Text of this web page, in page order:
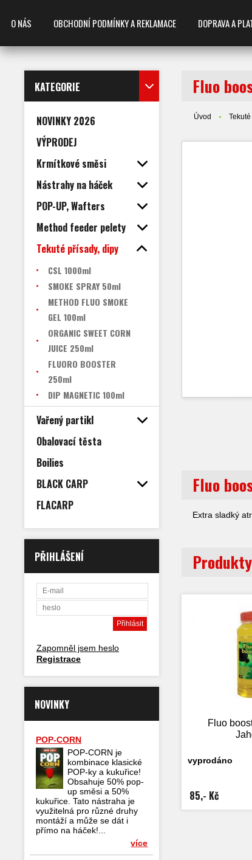
O NÁS OBCHODNÍ PODMÍNKY A REKLAMACE DOPRAVA A
KATEGORIE
NOVINKY 2026
VÝPRODEJ
Krmítkové směsi
Nástrahy na háček
POP-UP, Wafters
Method feeder pelety
Tekuté přísady, dipy
CSL 1000ml
SMOKE SPRAY 50ml
METHOD FLUO SMOKE
GEL 100ml
ORGANIC SWEET CORN
JUICE 250ml
FLUORO BOOSTER
250ml
DIP MAGNETIC 100ml
Vařený partikl
Obalovací těsta
Boilies
BLACK CARP
FLACARP
PŘIHLÁŠENÍ
Zapomněl jsem heslo
Registrace
NOVINKY
POP-CORN
POP-CORN je
kombinace klasické
POP-ky a kukuřice!
Obsahuje 50% pop-
up směsi a 50%
kukuřice. Tato nástraha je
využitelná pro různé druhy
montáží a může se dát i
přímo na háček!...
více
Fluo
Úvod
Fluo
Extra sladký
Fluo
vyprodáno
85,- Kč